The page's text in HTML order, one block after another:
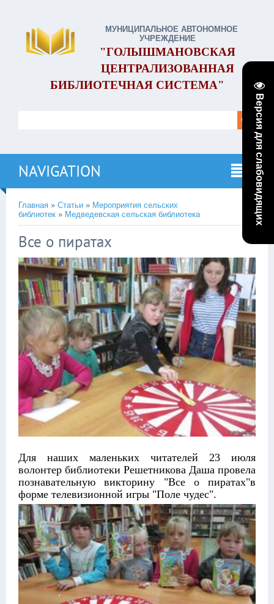
Версия для слабовидящих
МУНИЦИПАЛЬНОЕ АВТОНОМНОЕ
УЧРЕЖДЕНИЕ
"ГОЛЫШМАНОВСКАЯ
ЦЕНТРАЛИЗОВАННАЯ
БИБЛИОТЕЧНАЯ СИСТЕМА"
NAVIGATION
Главная » Статьи » Мероприятия сельских
библиотек » Медведевская сельская библиотека
Все о пиратах
Для наших маленьких читателей 23 июля
волонтер библиотеки Решетникова Даша провела
познавательную викторину "Все о пиратах"в
форме телевизионной игры "Поле чудес".